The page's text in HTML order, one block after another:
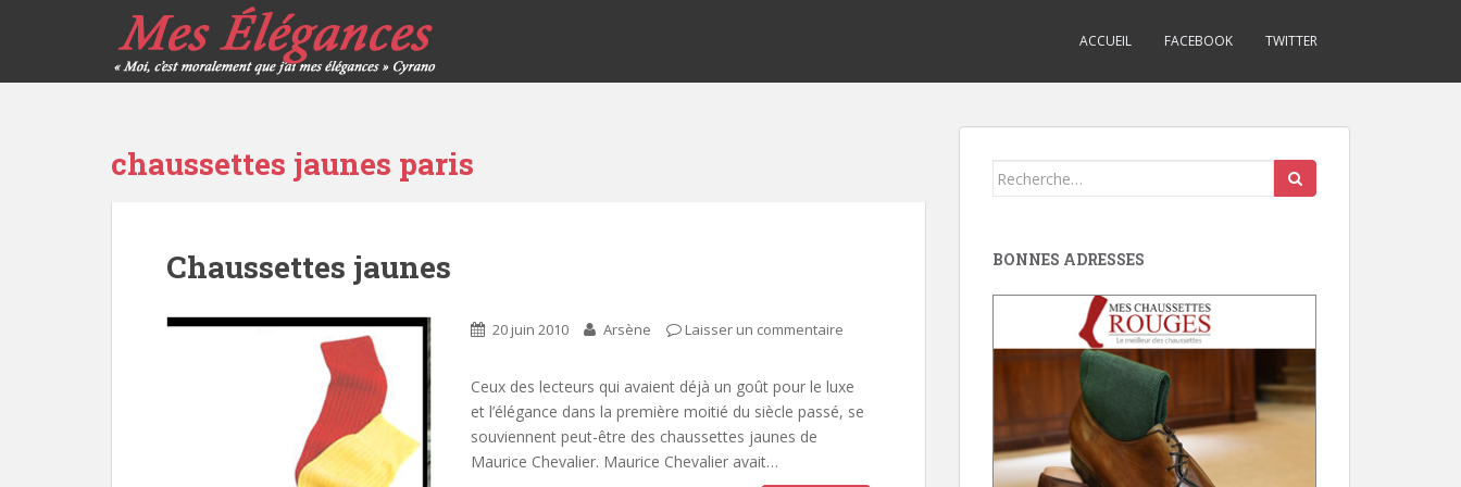
ACCUEIL FACEBOOK TWITTER
chaussettes jaunes paris
Chaussettes jaunes
20 juin 2010 Arsène Laisser un commentaire
Ceux des lecteurs qui avaient déjà un goût pour le luxe
et l’élégance dans la première moitié du siècle passé, se
souviennent peut-être des chaussettes jaunes de
Maurice Chevalier. Maurice Chevalier avait…
Search
BONNES ADRESSES